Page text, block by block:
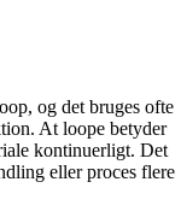
og det bruges ofte
At loope betyder
kontinuerligt. Det
eller proces flere